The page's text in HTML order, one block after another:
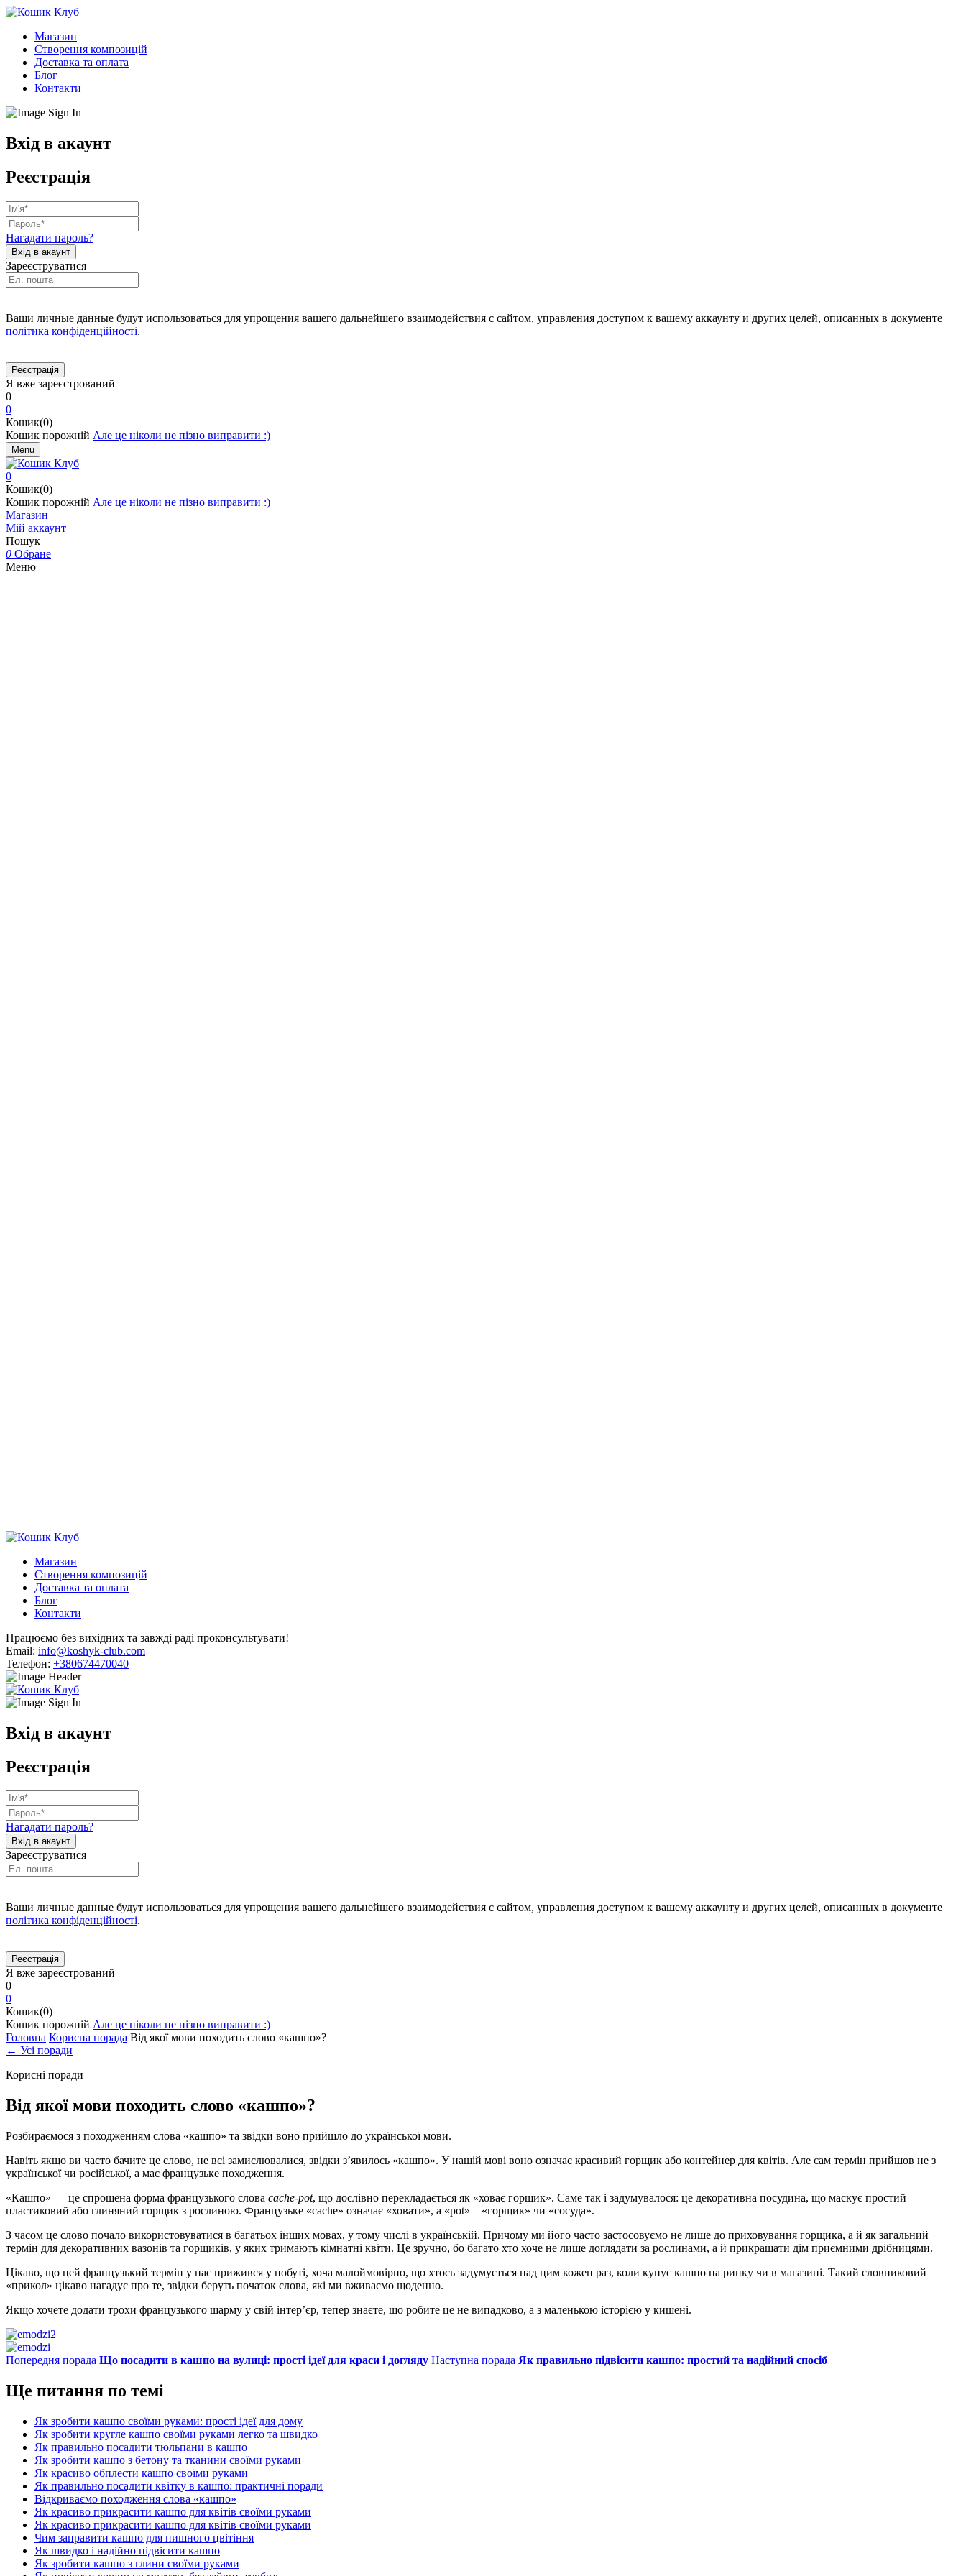
Магазин
Створення композицій
Доставка та оплата
Блог
Контакти
Вхід в акаунт
Реєстрація
Нагадати пароль?
Зареєструватися
Ваши личные данные будут использоваться для упрощения вашего дальнейшего взаимодействия с сайтом, управления доступом к вашему аккаунту и других целей, описанных в документе
політика конфіденційності.
Я вже зареєстрований
0
0
Кошик(0)
Кошик порожній Але це ніколи не пізно виправити :)
Menu
0
Кошик(0)
Кошик порожній Але це ніколи не пізно виправити :)
Магазин
Мій аккаунт
Пошук
0 Обране
Меню
Магазин
Створення композицій
Доставка та оплата
Блог
Контакти
Працюємо без вихідних та завжді раді проконсультувати!
Email: info@koshyk-club.com
Телефон: +380674470040
Вхід в акаунт
Реєстрація
Нагадати пароль?
Зареєструватися
Ваши личные данные будут использоваться для упрощения вашего дальнейшего взаимодействия с сайтом, управления доступом к вашему аккаунту и других целей, описанных в документе
політика конфіденційності.
Я вже зареєстрований
0
0
Кошик(0)
Кошик порожній Але це ніколи не пізно виправити :)
Головна Корисна порада Від якої мови походить слово «кашпо»?
← Усі поради
Корисні поради
Від якої мови походить слово «кашпо»?
Розбираємося з походженням слова «кашпо» та звідки воно прийшло до української мови.
Навіть якщо ви часто бачите це слово, не всі замислювалися, звідки з’явилось «кашпо». У нашій мові воно означає красивий горщик або контейнер для квітів. Але сам термін прийшов не з
української чи російської, а має французьке походження.
«Кашпо» — це спрощена форма французького слова cache-pot, що дослівно перекладається як «ховає горщик». Саме так і задумувалося: це декоративна посудина, що маскує простий
пластиковий або глиняний горщик з рослиною. Французьке «cache» означає «ховати», а «pot» – «горщик» чи «сосуда».
З часом це слово почало використовуватися в багатьох інших мовах, у тому числі в українській. Причому ми його часто застосовуємо не лише до приховування горщика, а й як загальний
термін для декоративних вазонів та горщиків, у яких тримають кімнатні квіти. Це зручно, бо багато хто хоче не лише доглядати за рослинами, а й прикрашати дім приємними дрібницями.
Цікаво, що цей французький термін у нас прижився у побуті, хоча малоймовірно, що хтось задумується над цим кожен раз, коли купує кашпо на ринку чи в магазині. Такий словниковий
«прикол» цікаво нагадує про те, звідки беруть початок слова, які ми вживаємо щоденно.
Якщо хочете додати трохи французького шарму у свій інтер’єр, тепер знаєте, що робите це не випадково, а з маленькою історією у кишені.
Попередня порада Що посадити в кашпо на вулиці: прості ідеї для краси і догляду Наступна порада Як правильно підвісити кашпо: простий та надійний спосіб
Ще питання по темі
Як зробити кашпо своїми руками: прості ідеї для дому
Як зробити кругле кашпо своїми руками легко та швидко
Як правильно посадити тюльпани в кашпо
Як зробити кашпо з бетону та тканини своїми руками
Як красиво обплести кашпо своїми руками
Як правильно посадити квітку в кашпо: практичні поради
Відкриваємо походження слова «кашпо»
Як красиво прикрасити кашпо для квітів своїми руками
Як красиво прикрасити кашпо для квітів своїми руками
Чим заправити кашпо для пишного цвітіння
Як швидко і надійно підвісити кашпо
Як зробити кашпо з глини своїми руками